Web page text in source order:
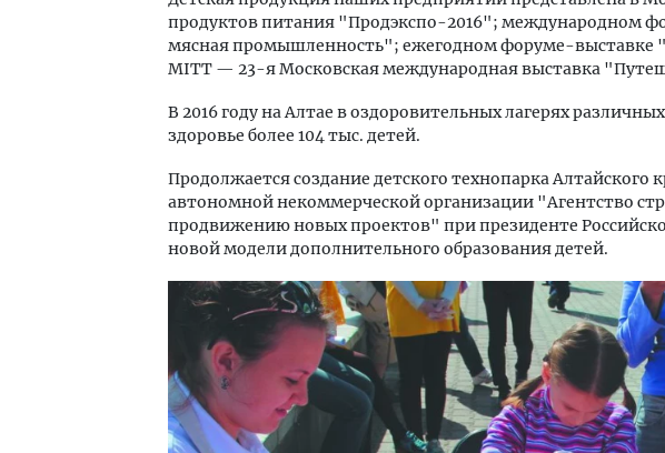
продуктов питания "Продэкспо-2016"; международном
мясная промышленность"; ежегодном форуме-выставке
MITT — 23-я Московская международная выставка
В 2016 году на Алтае в оздоровительных лагерях
здоровье более 104 тыс. детей.
Продолжается создание детского технопарка Алтайского
автономной некоммерческой организации "Агентство
продвижению новых проектов" при президенте
новой модели дополнительного образования детей.